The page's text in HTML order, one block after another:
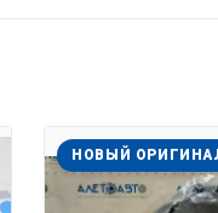
НОВЫЙ